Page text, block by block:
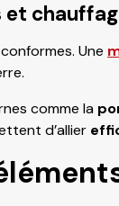
Une
comme la
d’allier